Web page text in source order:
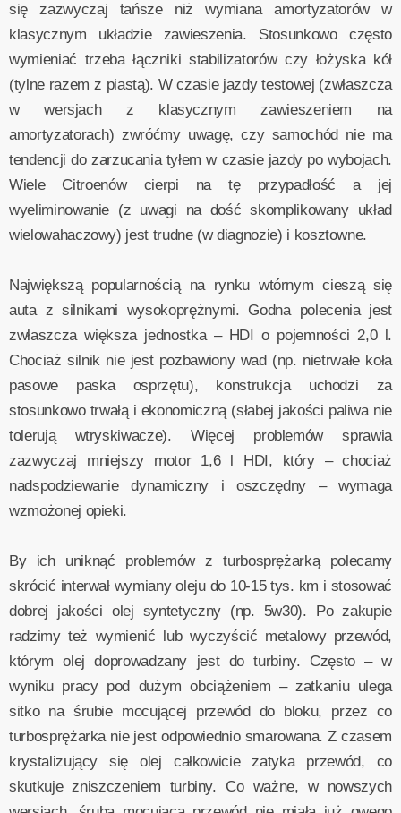
się zazwyczaj tańsze niż wymiana amortyzatorów w
klasycznym układzie zawieszenia. Stosunkowo często
wymieniać trzeba łączniki stabilizatorów czy łożyska kół
(tylne razem z piastą). W czasie jazdy testowej (zwłaszcza
w wersjach z klasycznym zawieszeniem na
amortyzatorach) zwróćmy uwagę, czy samochód nie ma
tendencji do zarzucania tyłem w czasie jazdy po wybojach.
Wiele Citroenów cierpi na tę przypadłość a jej
wyeliminowanie (z uwagi na dość skomplikowany układ
wielowahaczowy) jest trudne (w diagnozie) i kosztowne.
Największą popularnością na rynku wtórnym cieszą się
auta z silnikami wysokoprężnymi. Godna polecenia jest
zwłaszcza większa jednostka – HDI o pojemności 2,0 l.
Chociaż silnik nie jest pozbawiony wad (np. nietrwałe koła
pasowe paska osprzętu), konstrukcja uchodzi za
stosunkowo trwałą i ekonomiczną (słabej jakości paliwa nie
tolerują wtryskiwacze). Więcej problemów sprawia
zazwyczaj mniejszy motor 1,6 l HDI, który – chociaż
nadspodziewanie dynamiczny i oszczędny – wymaga
wzmożonej opieki.
By ich uniknąć problemów z turbosprężarką polecamy
skrócić interwał wymiany oleju do 10-15 tys. km i stosować
dobrej jakości olej syntetyczny (np. 5w30). Po zakupie
radzimy też wymienić lub wyczyścić metalowy przewód,
którym olej doprowadzany jest do turbiny. Często – w
wyniku pracy pod dużym obciążeniem – zatkaniu ulega
sitko na śrubie mocującej przewód do bloku, przez co
turbosprężarka nie jest odpowiednio smarowana. Z czasem
krystalizujący się olej całkowicie zatyka przewód, co
skutkuje zniszczeniem turbiny. Co ważne, w nowszych